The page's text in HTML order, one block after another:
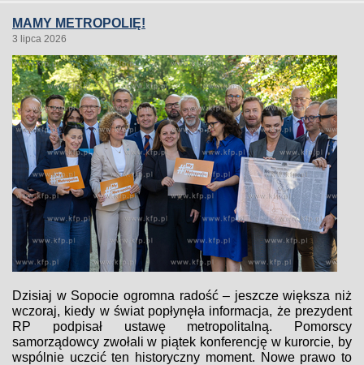
MAMY METROPOLIĘ!
3 lipca 2026
Dzisiaj w Sopocie ogromna radość – jeszcze większa niż
wczoraj, kiedy w świat popłynęła informacja, że prezydent
RP podpisał ustawę metropolitalną. Pomorscy
samorządowcy zwołali w piątek konferencję w kurorcie, by
wspólnie uczcić ten historyczny moment. Nowe prawo to